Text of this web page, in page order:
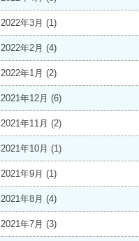
2022年3月 (1)
2022年2月 (4)
2022年1月 (2)
2021年12月 (6)
2021年11月 (2)
2021年10月 (1)
2021年9月 (1)
2021年8月 (4)
2021年7月 (3)